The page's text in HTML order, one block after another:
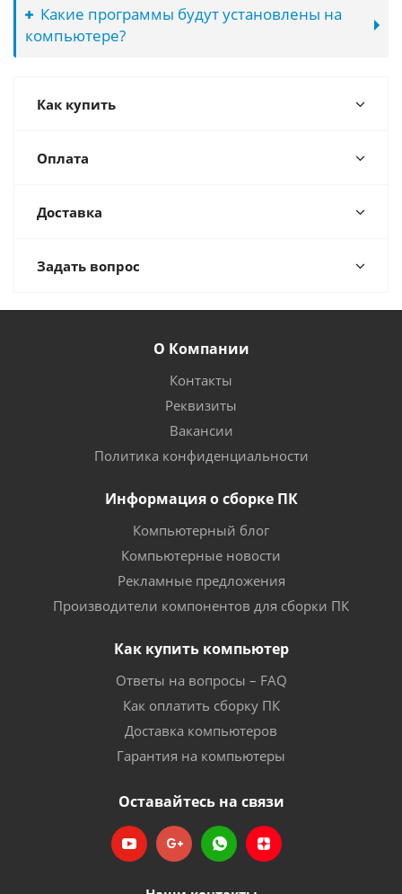
Какие программы будут установлены на
компьютере?
Как купить
Оплата
Доставка
Задать вопрос
О Компании
Контакты
Реквизиты
Вакансии
Политика конфиденциальности
Информация о сборке ПК
Компьютерный блог
Компьютерные новости
Рекламные предложения
Производители компонентов для сборки ПК
Как купить компьютер
Ответы на вопросы – FAQ
Как оплатить сборку ПК
Доставка компьютеров
Гарантия на компьютеры
Оставайтесь на связи